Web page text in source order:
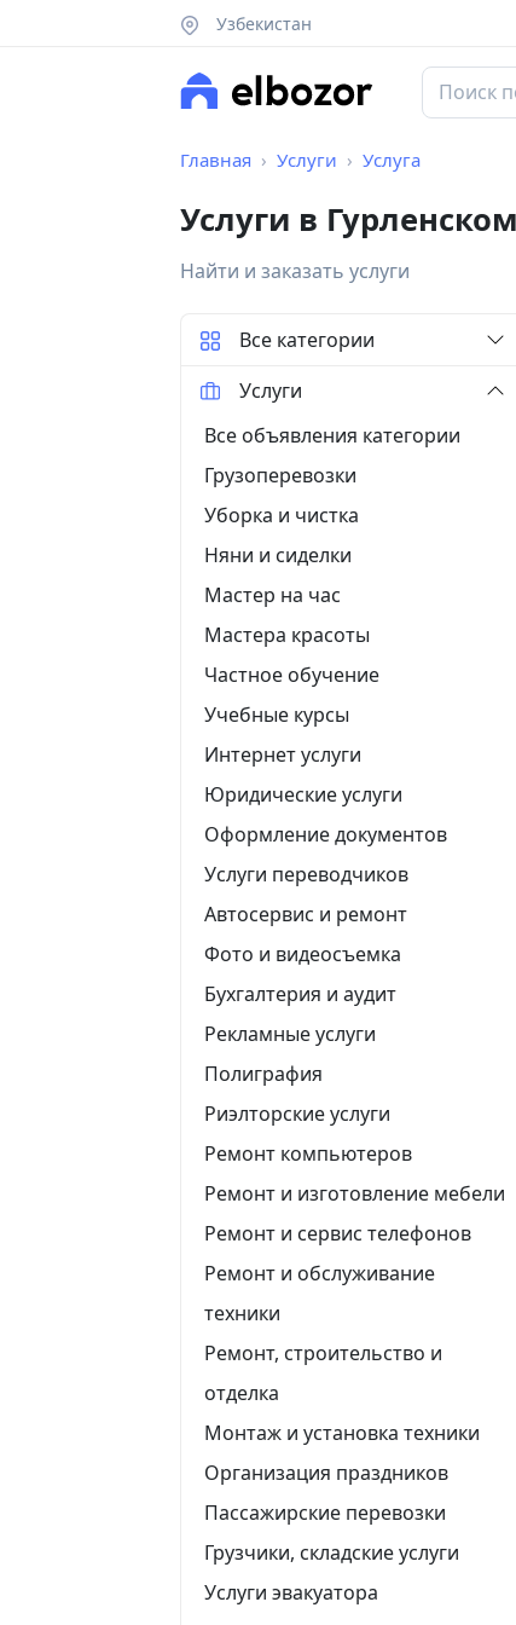
Узбекистан
Главная Услуги Услуга
Услуги в
Найти и заказать услуги
Все категории
Услуги
Все объявления категории
Грузоперевозки
Уборка и чистка
Няни и сиделки
Мастер на час
Мастера красоты
Частное обучение
Учебные курсы
Интернет услуги
Юридические услуги
Оформление документов
Услуги переводчиков
Автосервис и ремонт
Фото и видеосъемка
Бухгалтерия и аудит
Рекламные услуги
Полиграфия
Риэлторские услуги
Ремонт компьютеров
Ремонт и изготовление мебели
Ремонт и сервис телефонов
Ремонт и обслуживание
техники
Ремонт, строительство и
отделка
Монтаж и установка техники
Организация праздников
Пассажирские перевозки
Грузчики, складские услуги
Услуги эвакуатора